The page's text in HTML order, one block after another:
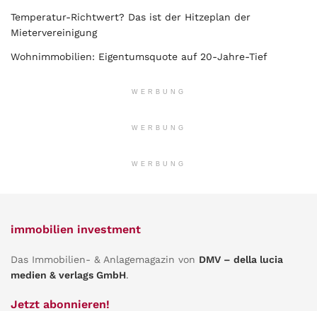
Temperatur-Richtwert? Das ist der Hitzeplan der
Mietervereinigung
Wohnimmobilien: Eigentumsquote auf 20-Jahre-Tief
WERBUNG
WERBUNG
WERBUNG
immobilien investment
Das Immobilien- & Anlagemagazin von DMV – della lucia
medien & verlags GmbH.
Jetzt abonnieren!